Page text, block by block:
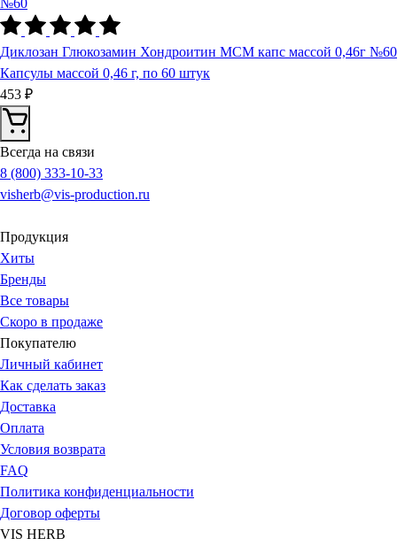
Диклозан Глюкозамин Хондроитин МСМ капс массой 0,46г №60
Капсулы массой 0,46 г, по 60 штук
453 ₽
Всегда на связи
8 (800) 333-10-33
visherb@vis-production.ru
Продукция
Хиты
Бренды
Все товары
Скоро в продаже
Покупателю
Личный кабинет
Как сделать заказ
Доставка
Оплата
Условия возврата
FAQ
Политика конфиденциальности
Договор оферты
VIS HERB